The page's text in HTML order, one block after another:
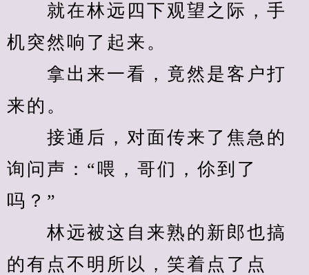
就在林远四下观望之际，手
机突然响了起来。
拿出来一看，竟然是客户打
来的。
接通后，对面传来了焦急的
询问声：“喂，哥们，伱到了
吗？”
林远被这自来熟的新郎也搞
的有点不明所以，笑着点了点